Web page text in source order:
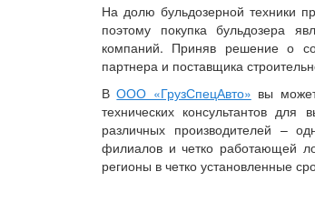
На долю бульдозерной техники
поэтому покупка бульдозера
компаний. Приняв решение о
партнера и поставщика
ВООО «ГрузСпецАвто» вы
технических консультантов
различных производителей –
филиалов и четко работающей
регионы в четко установленные